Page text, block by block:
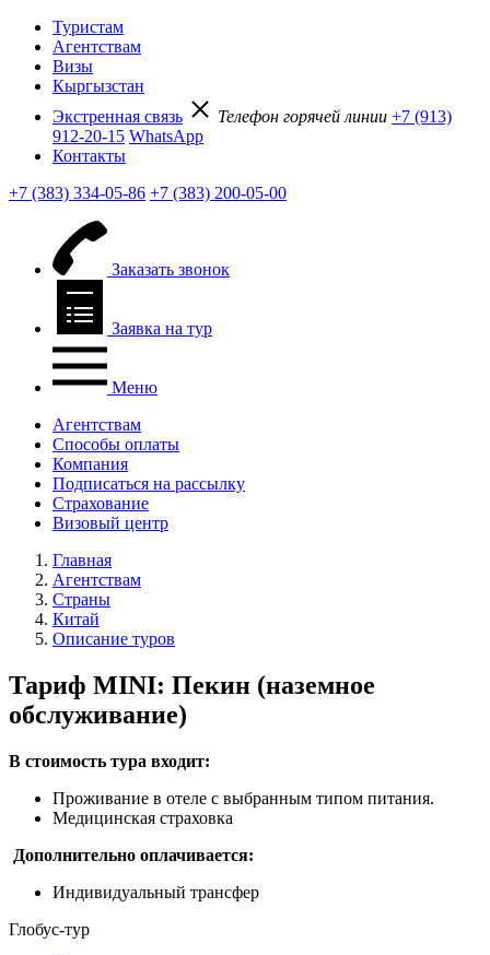
Туристам
Агентствам
Визы
Кыргызстан
Экстренная связь
Телефон горячей линии +7 (913)
912-20-15 WhatsApp
Контакты
+7 (383) 334-05-86 +7 (383) 200-05-00
Заказать звонок
Заявка на тур
Меню
Агентствам
Способы оплаты
Компания
Подписаться на рассылку
Страхование
Визовый центр
Главная
Агентствам
Страны
Китай
Описание туров
Тариф MINI: Пекин (наземное
обслуживание)
В стоимость тура входит:
Проживание в отеле с выбранным типом питания.
Медицинская страховка
Дополнительно оплачивается:
Индивидуальный трансфер
Глобус-тур